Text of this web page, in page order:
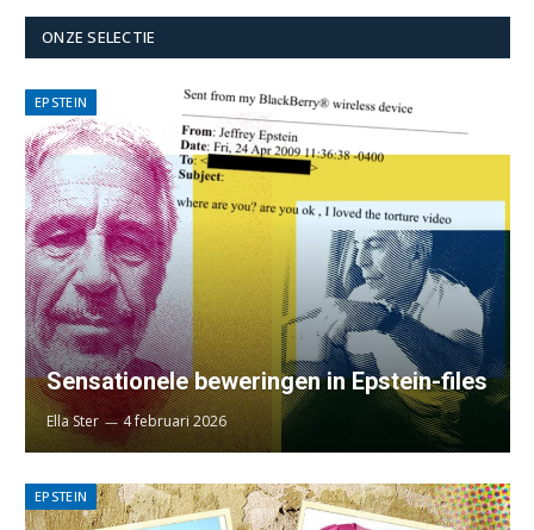
ONZE SELECTIE
EPSTEIN
Sensationele beweringen in Epstein-files
Ella Ster 4 februari 2026
EPSTEIN